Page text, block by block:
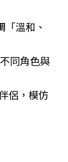
溫和、
同角色與
侶，模仿